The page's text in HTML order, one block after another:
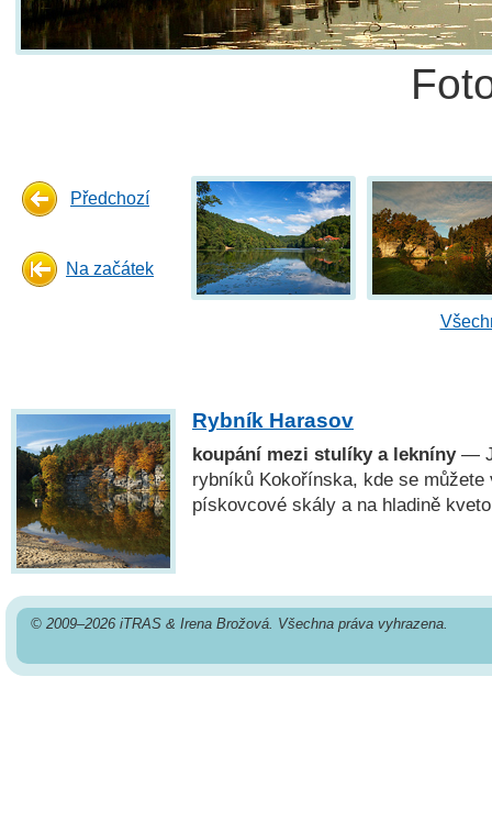
Předchozí
Na začátek
Rybník Harasov
koupání mezi stulíky a lekníny—
rybníků Kokořínska, kde se můžete
pískovcové skály a na hladině
© 2009–2026 iTRAS & Irena Brožová. Všechna práva vyhrazena.